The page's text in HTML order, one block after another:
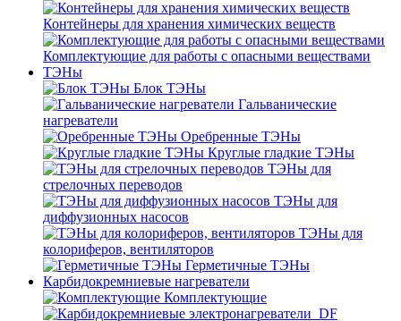
Контейнеры для хранения химических веществ
Комплектующие для работы с опасными веществами
ТЭНы
Блок ТЭНы
Гальванические
нагреватели
Оребренные ТЭНы
Круглые гладкие ТЭНы
ТЭНы для
стрелочных переводов
ТЭНы для
диффузионных насосов
ТЭНы для
колориферов, вентиляторов
Герметичные ТЭНы
Карбидокремниевые нагреватели
Комплектующие